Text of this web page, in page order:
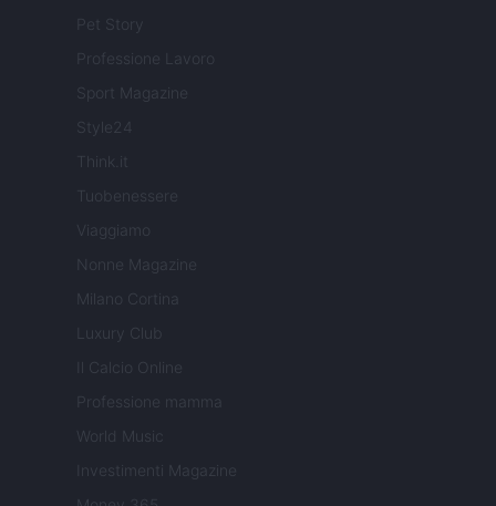
Pet Story
Professione Lavoro
Sport Magazine
Style24
Think.it
Tuobenessere
Viaggiamo
Nonne Magazine
Milano Cortina
Luxury Club
Il Calcio Online
Professione mamma
World Music
Investimenti Magazine